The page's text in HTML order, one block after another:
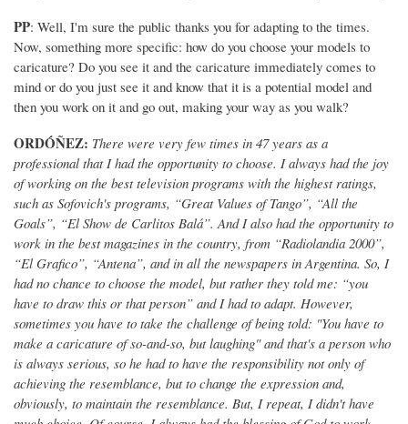
PP: Well, I'm sure the public thanks you for adapting to the times.
Now, something more specific: how do you choose your models to
caricature? Do you see it and the caricature immediately comes to
mind or do you just see it and know that it is a potential model and
then you work on it and go out, making your way as you walk?
ORDÓÑEZ: There were very few times in 47 years as a
professional that I had the opportunity to choose. I always had the joy
of working on the best television programs with the highest ratings,
such as Sofovich's programs, “Great Values ​​of Tango”, “All the
Goals”, “El Show de Carlitos Balá”. And I also had the opportunity to
work in the best magazines in the country, from “Radiolandia 2000”,
“El Grafico”, “Antena”, and in all the newspapers in Argentina. So, I
had no chance to choose the model, but rather they told me: “you
have to draw this or that person” and I had to adapt. However,
sometimes you have to take the challenge of being told: "You have to
make a caricature of so-and-so, but laughing" and that's a person who
is always serious, so he had to have the responsibility not only of
achieving the resemblance, but to change the expression and,
obviously, to maintain the resemblance. But, I repeat, I didn't have